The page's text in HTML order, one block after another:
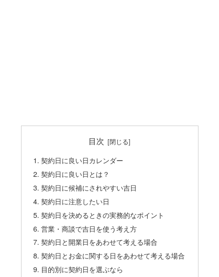
目次
契約日に良い日カレンダー
契約日に良い日とは？
契約日に候補にされやすい吉日
契約日に注意したい日
契約日を決めるときの実務的なポイント
営業・商談で吉日を使う考え方
契約日と開業日をあわせて考える場合
契約日とお金に関する日をあわせて考える場合
目的別に契約日を選ぶなら